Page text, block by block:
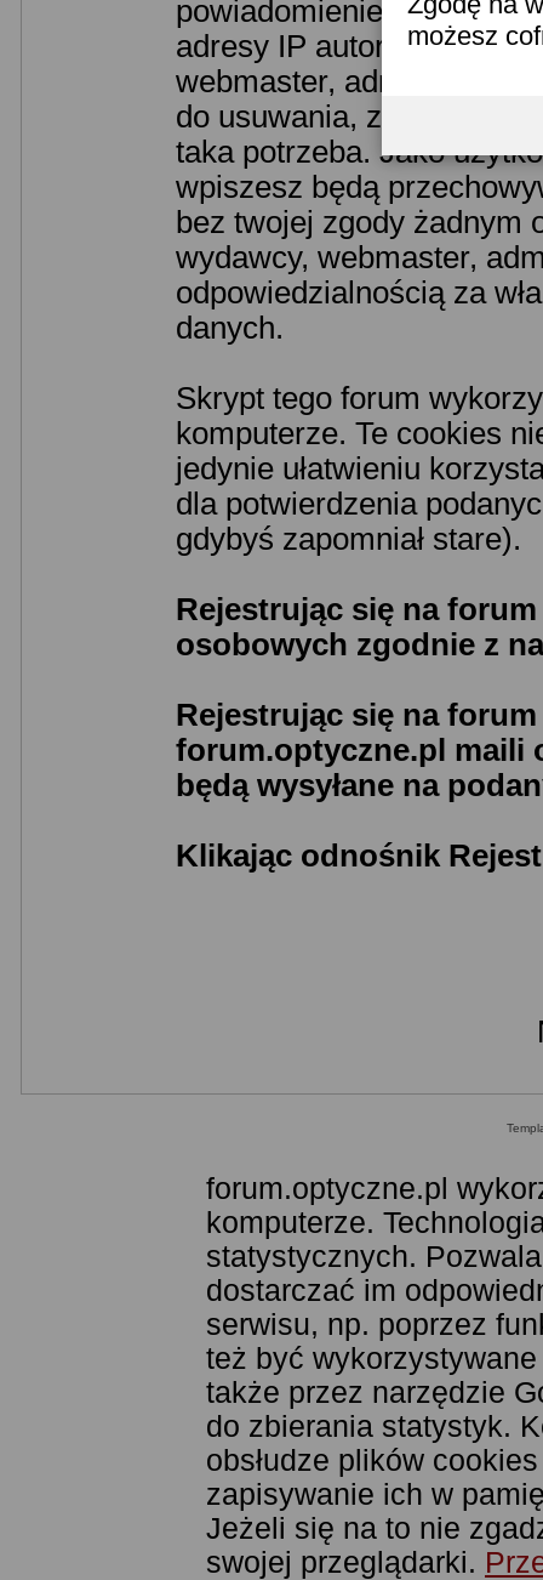
możesz
powiadomieniem
adresy IP autorów.
webmaster, administrator
do usuwania, zmiany lub
taka potrzeba. Jako
wpiszesz będą
bez twojej zgody żadnym
wydawcy, webmaster,
odpowiedzialnością za
danych.
Skrypt tego forum
komputerze. Te cookies
jedynie ułatwieniu
dla potwierdzenia
gdybyś zapomniał stare).
Rejestrując się na
osobowych zgodnie z
Rejestrując się na
forum.optyczne.pl maili
będą wysyłane na
Klikając odnośnik
forum.optyczne.pl
komputerze.
statystycznych.
dostarczać im
serwisu, np. poprzez
też być
także przez narzędzie
do zbierania statystyk.
obsłudze plików
zapisywanie ich w
Jeżeli się na to nie
swojej przeglądarki.